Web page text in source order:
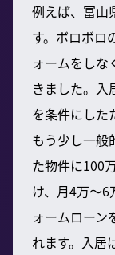
例えば、富山
す。ボロボロ
ォームをしな
きました。入
を条件にした
もう少し一般
た物件に100
け、月4万〜
ォームローン
れます。入居